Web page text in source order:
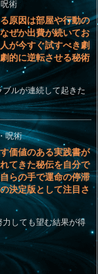
術
原因は部屋や行動の
ぜか出費が続いてお
が今すぐ試すべき劇
的に逆転させる秘術
ルが連続して起きた
呪術
価値のある実践書が
てきた秘伝を自分で
らの手で運命の停滞
決定版として注目さ
しても望む結果が得